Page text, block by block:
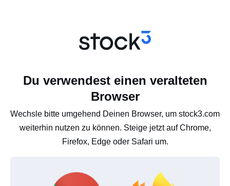
Du verwendest einen veralteten
Browser
Wechsle bitte umgehend Deinen Browser, um stock3.com
weiterhin nutzen zu können. Steige jetzt auf Chrome,
Firefox, Edge oder Safari um.